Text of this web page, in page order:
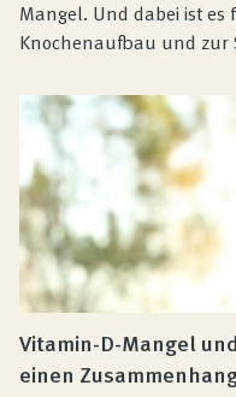
Mangel. Und dabei ist
Knochenaufbau und zur
Vitamin-D-Mangel
einen